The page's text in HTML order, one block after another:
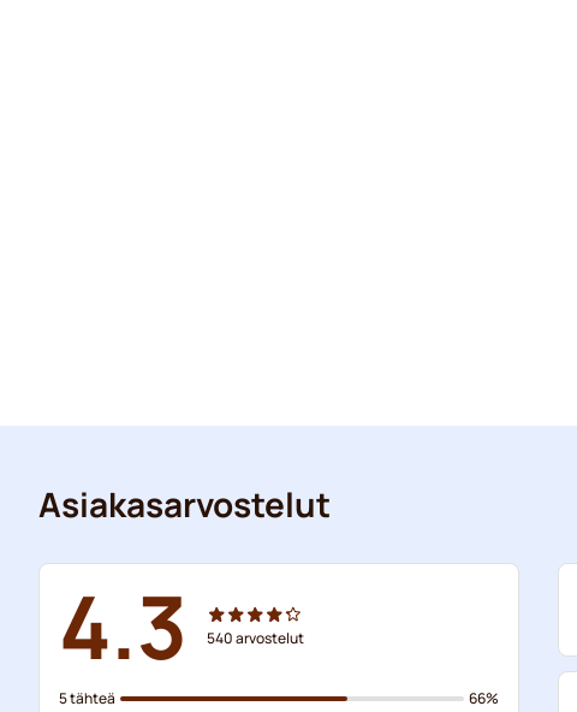
Asiakasarvostelut
4.3 540arvostelut
5 tähteä
66%